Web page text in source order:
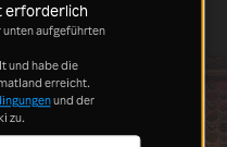
erforderlich
aufgeführten
und habe die
erreicht.
und der
zu.